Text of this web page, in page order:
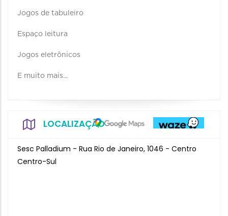
Jogos de tabuleiro
Espaço leitura
Jogos eletrônicos
E muito mais...
LOCALIZAÇÃO
Sesc Palladium - Rua Rio de Janeiro, 1046 - Centro
Centro-Sul